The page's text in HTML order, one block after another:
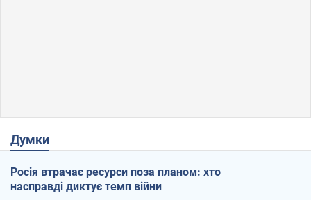
Думки
Росія втрачає ресурси поза планом: хто
насправді диктує темп війни